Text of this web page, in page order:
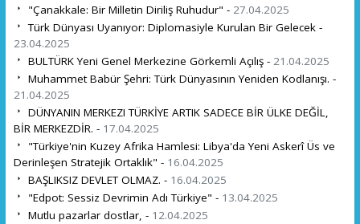
"Çanakkale: Bir Milletin Diriliş Ruhudur" - 27.04.2025
Türk Dünyası Uyanıyor: Diplomasiyle Kurulan Bir Gelecek -
23.04.2025
BULTÜRK Yeni Genel Merkezine Görkemli Açılış - 21.04.2025
Muhammet Babür Şehri: Türk Dünyasının Yeniden Kodlanışı. -
21.04.2025
DÜNYANIN MERKEZI TÜRKİYE ARTIK SADECE BİR ÜLKE DEĞİL,
BİR MERKEZDİR. - 17.04.2025
"Türkiye'nin Kuzey Afrika Hamlesi: Libya'da Yeni Askerî Üs ve
Derinleşen Stratejik Ortaklık" - 16.04.2025
BAŞLIKSIZ DEVLET OLMAZ. - 16.04.2025
"Edpot: Sessiz Devrimin Adı Türkiye" - 13.04.2025
Mutlu pazarlar dostlar, - 12.04.2025